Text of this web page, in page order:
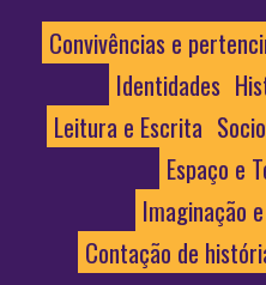
Convivências e
Identidades
Leitura e Escrita
Espaço e
Imaginação
Contação de